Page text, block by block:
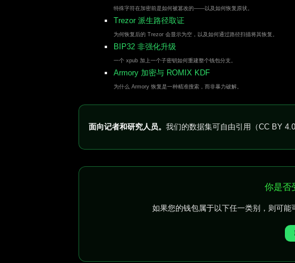
特殊字符在加密前是如何被篡改的——以及如何恢复原状。
Trezor 派生路径取证
为何恢复后的 Trezor 会显示为空，以及如何通过路径扫描将其恢复。
BIP32 非强化升级
一个 xpub 加上一个子密钥如何重建整个钱包分支。
Armory 加密与 ROMIX KDF
为什么 Armory 恢复是一种精准搜索，而非暴力破解。
面向记者和研究人员。 我们的数据集可自由引用（CC BY
你是否
如果您的钱包属于以下任一类别，则可能